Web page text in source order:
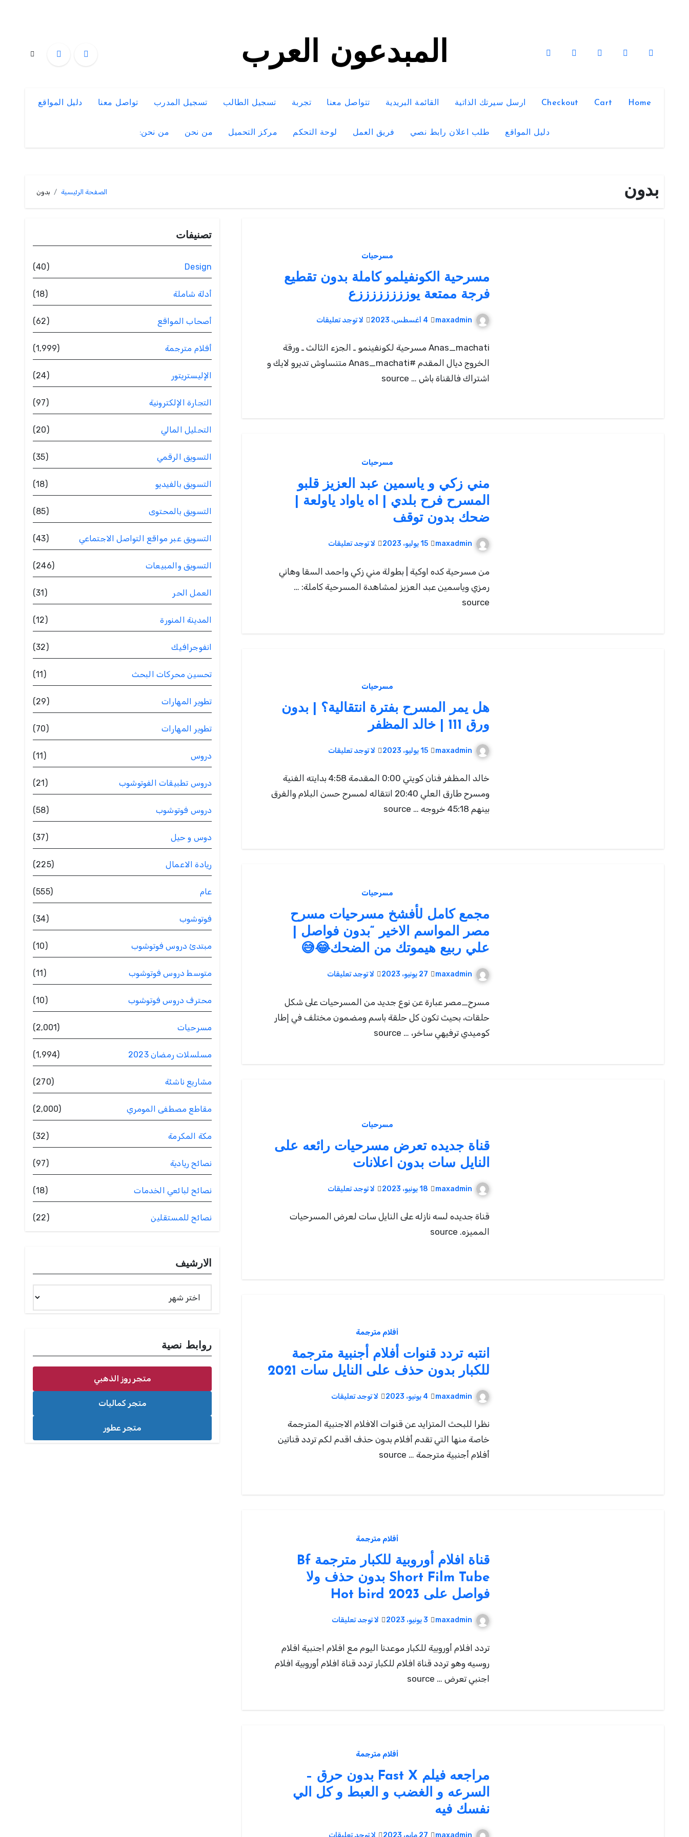
المبدعون العرب
Home
Cart
Checkout ارسل سيرتك الذاتية القائمة البريدية تتواصل معنا تجربة تسجيل الطالب تسجيل المدرب تواصل معنا دليل المواقع
دليل المواقع طلب اعلان رابط نصي فريق العمل لوحة التحكم مركز التحميل من نحن من نحن:
بدون الصفحة الرئيسية بدون
مسرحيات
مسرحية الكونفيلمو كاملة بدون تقطيع
فرجة ممتعة يوززززززززع
maxadmin 4 أغسطس، 2023 لا توجد تعليقات
Anas_machati مسرحية لكونفينمو ـ الجزء الثالث ـ ورقة
الخروج ديال المقدم #Anas_machati متنساوش تديرو لايك و
اشتراك فالقناة باش … source
مسرحيات
مني زكي و ياسمين عبد العزيز قلبو
المسرح فرح بلدي | اه ياواد ياولعة |
ضحك بدون توقف
maxadmin 15 يوليو، 2023 لا توجد تعليقات
من مسرحية كده اوكية | بطولة مني زكي واحمد السقا وهاني
رمزي وياسمين عبد العزيز لمشاهدة المسرحية كاملة: …
source
مسرحيات
هل يمر المسرح بفترة انتقالية؟ | بدون
ورق 111 | خالد المظفر
maxadmin 15 يوليو، 2023 لا توجد تعليقات
خالد المظفر فنان كويتي 0:00 المقدمة 4:58 بدايته الفنية
ومسرح طارق العلي 20:40 انتقاله لمسرح حسن البلام والفرق
بينهم 45:18 خروجه … source
مسرحيات
مجمع كامل لأفشخ مسرحيات مسرح
مصر المواسم الاخير “بدون فواصل |
علي ربيع هيموتك من الضحك😂😅
maxadmin 27 يونيو، 2023 لا توجد تعليقات
مسرح_مصر عبارة عن نوع جديد من المسرحيات على شكل
حلقات، بحيث تكون كل حلقة باسم ومضمون مختلف في إطار
كوميدي ترفيهي ساخر، … source
مسرحيات
قناة جديده تعرض مسرحيات رائعه على
النايل سات بدون اعلانات
maxadmin 18 يونيو، 2023 لا توجد تعليقات
قناة جديده لسه نازله على النايل سات لعرض المسرحيات
المميزه. source
أفلام مترجمة
انتبه تردد قنوات أفلام أجنبية مترجمة
للكبار بدون حذف على النايل سات 2021
maxadmin 4 يونيو، 2023 لا توجد تعليقات
نظرا للبحث المتزايد عن قنوات الافلام الاجنبية المترجمة
خاصة منها التي تقدم أفلام بدون حذف اقدم لكم تردد قناتين
أفلام أجنبية مترجمة … source
أفلام مترجمة
قناة افلام أوروبية للكبار مترجمة Bf
Short Film Tube بدون حذف ولا
فواصل على Hot bird 2023
maxadmin 3 يونيو، 2023 لا توجد تعليقات
تردد افلام أوروبية للكبار موعدنا اليوم مع افلام اجنبية افلام
روسيه وهو تردد قناة افلام للكبار تردد قناة افلام أوروبية افلام
اجنبي تعرض … source
أفلام مترجمة
مراجعه فيلم Fast X بدون حرق –
السرعه و الغضب و العبط و كل الي
نفسك فيه
maxadmin
تصنيفات
Design
(40)
أدلة شاملة (18)
أصحاب المواقع (62)
أفلام مترجمة (1٬999)
الإليستريتور (24)
التجارة الإلكترونية (97)
التحليل المالي (20)
التسويق الرقمي (35)
التسويق بالفيديو (18)
التسويق بالمحتوى (85)
التسويق عبر مواقع التواصل الاجتماعي (43)
التسويق والمبيعات (246)
العمل الحر (31)
المدينة المنورة (12)
انفوجرافيك (32)
تحسين محركات البحث (11)
تطوير المهارات (29)
تطوير المهارات (70)
دروس (11)
دروس تطبيقات الفوتوشوب (21)
دروس فوتوشوب (58)
دوس و حيل (37)
ريادة الاعمال (225)
عام (555)
فوتوشوب (34)
مبتدئ دروس فوتوشوب (10)
متوسط دروس فوتوشوب (11)
محترف دروس فوتوشوب (10)
مسرحيات (2٬001)
مسلسلات رمضان 2023 (1٬994)
مشاريع ناشئة (270)
مقاطع مصطفى المومري (2٬000)
مكة المكرمة (32)
نصائح ريادية (97)
نصائح لبائعي الخدمات (18)
نصائح للمستقلين (22)
الارشيف
روابط نصية
متجر روز الذهبي
متجر كماليات
متجر عطور